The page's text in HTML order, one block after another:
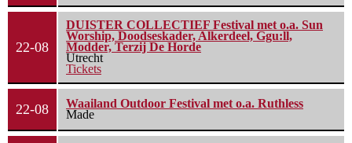
22-08
DUISTER COLLECTIEF Festival met o.a. Sun
Worship, Doodseskader, Alkerdeel, Ggu:ll,
Modder, Terzij De Horde
Utrecht
Tickets
22-08
Waailand Outdoor Festival met o.a. Ruthless
Made